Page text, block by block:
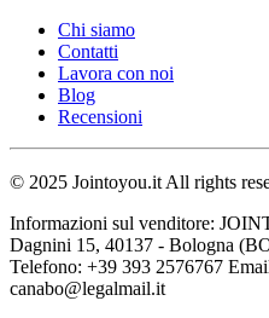
Chi siamo
Contatti
Lavora con noi
Blog
Recensioni
© 2025 Jointoyou.it All rights
Informazioni sul venditore:
Dagnini 15, 40137 - Bologna
Telefono: ‪+39 393 2576767‬
canabo@legalmail.it